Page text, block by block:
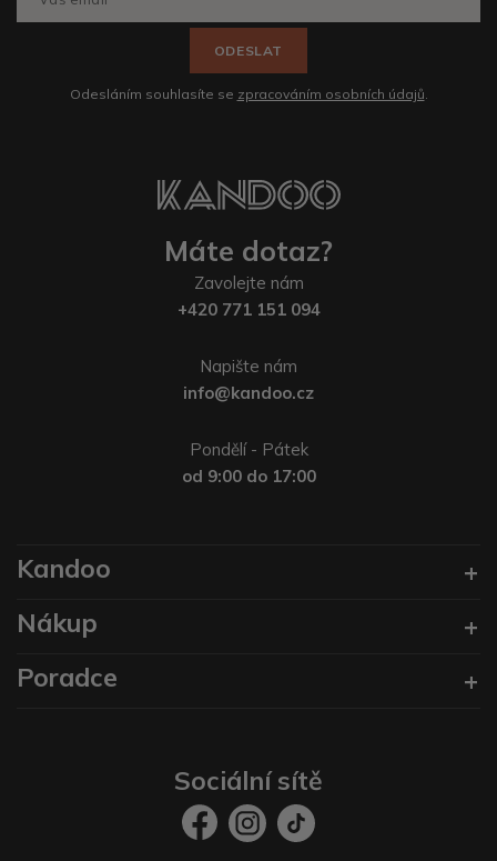
ODESLAT
Odesláním souhlasíte se zpracováním osobních údajů
Máte dotaz?
Zavolejte nám
+420 771 151 094
Napište nám
info@kandoo.cz
Pondělí - Pátek
od 9:00 do 17:00
Kandoo
Nákup
Poradce
Sociální sítě